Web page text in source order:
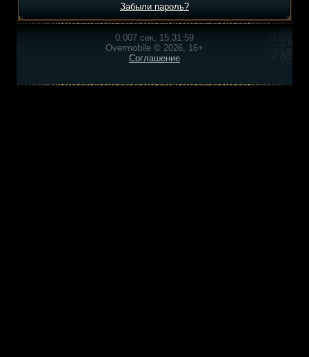
Забыли пароль?
0.007 сек, 15:31:59
Overmobile © 2026, 16+
Соглашение